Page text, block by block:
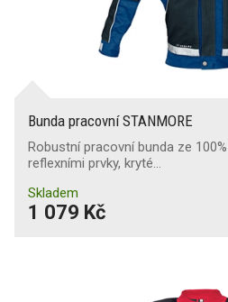
Bunda pracovní STANMORE
Robustní pracovní bunda ze
reflexními prvky, kryté…
Skladem
1 079 Kč